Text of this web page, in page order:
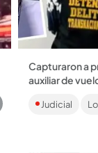
Capturaron a
auxiliar de
Los hoy
al hombre de
Judicial